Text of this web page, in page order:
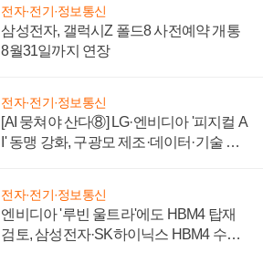
전자·전기·정보통신
삼성전자, 갤럭시Z 폴드8 사전예약 개통
8월31일까지 연장
전자·전기·정보통신
[AI 뭉쳐야 산다⑧] LG·엔비디아 '피지컬 A
I' 동맹 강화, 구광모 제조·데이터·기술 결
전자·전기·정보통신
엔비디아 '루빈 울트라'에도 HBM4 탑재
검토, 삼성전자·SK하이닉스 HBM4 수율